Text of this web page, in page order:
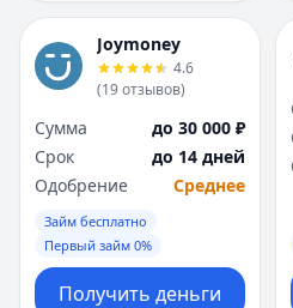
Joymoney
4.6
(19отзывов)
Сумма
до 30 000 ₽
Срок
до 14 дней
Одобрение
Среднее
Займ бесплатно
Первый займ 0%
Получить деньги